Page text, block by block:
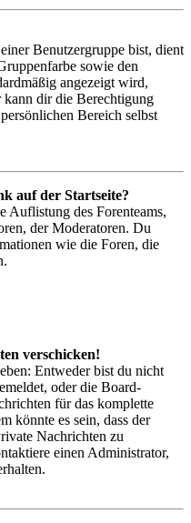
Benutzergruppe bist, dient
sowie den
angezeigt wird,
dir die Berechtigung
Bereich selbst
auf der Startseite?
Auflistung des Forenteams,
der Moderatoren. Du
wie die Foren, die
verschicken!
Entweder bist du nicht
oder die Board-
für das komplette
könnte es sein, dass der
Nachrichten zu
einen Administrator,